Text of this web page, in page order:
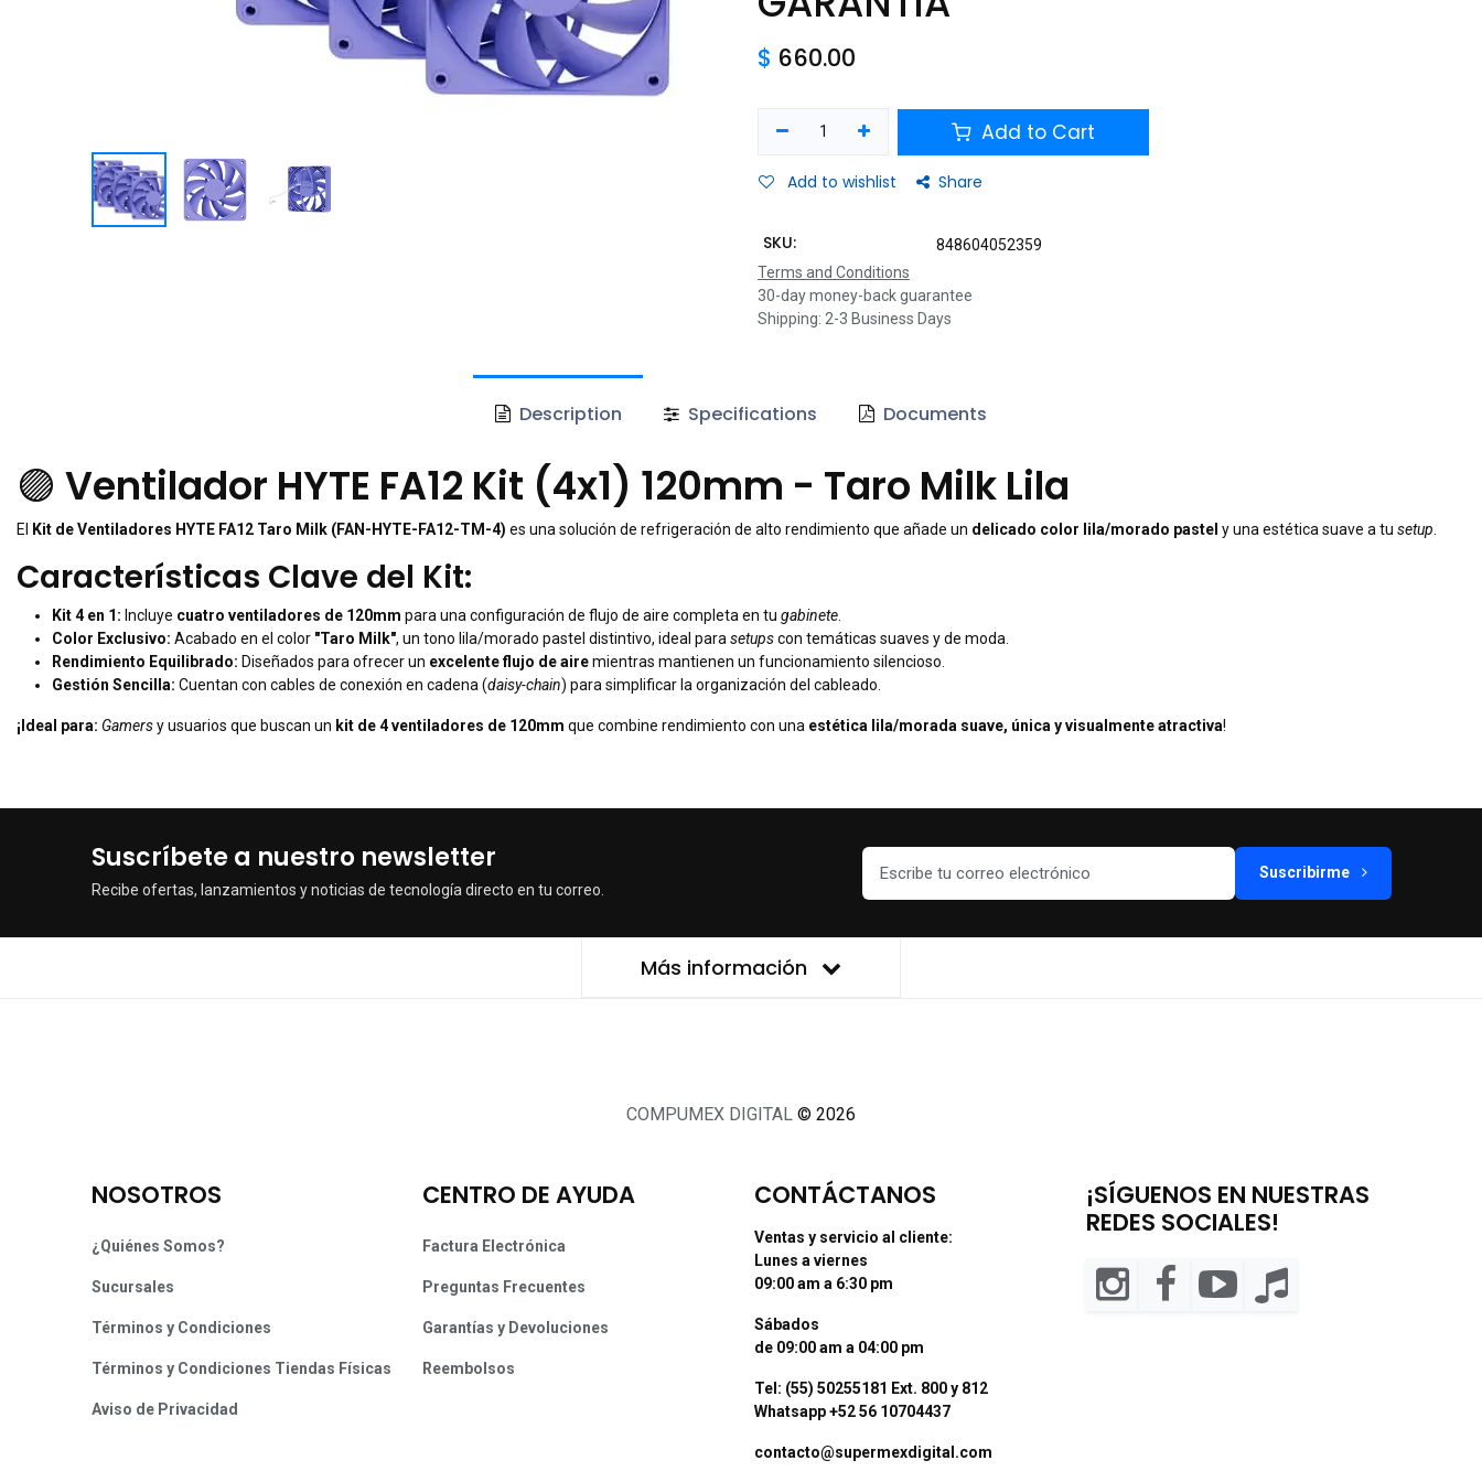
$ 660.00
Add to Cart
Add to wishlist Share
SKU:
848604052359
Terms and Conditions
30-day money-back guarantee
Shipping: 2-3 Business Days
Description Specifications Documents
🟣 Ventilador HYTE FA12 Kit (4x1) 120mm - Taro Milk Lila
El Kit de Ventiladores HYTE FA12 Taro Milk (FAN-HYTE-FA12-TM-4) es una solución de refrigeración de alto rendimiento que añade un delicado color lila/morado pastel y una estética suave a tu setup
Características Clave del Kit:
Kit 4 en 1: Incluye cuatro ventiladores de 120mm para una configuración de flujo de aire completa en tu gabinete
Color Exclusivo: Acabado en el color "Taro Milk", un tono lila/morado pastel distintivo, ideal para setupscon temáticas suaves y de moda.
Rendimiento Equilibrado: Diseñados para ofrecer un excelente flujo de airemientras mantienen un funcionamiento silencioso.
Gestión Sencilla: Cuentan con cables de conexión en cadena (daisy-chain) para simplificar la organización del cableado.
¡Ideal para: Gamersy usuarios que buscan un kit de 4 ventiladores de 120mm que combine rendimiento con una estética lila/morada suave, única y visualmente atractiva!
Suscríbete a nuestro newsletter
Recibe ofertas, lanzamientos y noticias de tecnología directo en tu correo.
Suscribirme
Más información
COMPUMEX DIGITAL © 2026
NOSOTROS
¿Quiénes Somos?
Sucursales
Términos y Condiciones
Términos y Condiciones Tiendas Físicas
Aviso de Privacidad
CENTRO DE AYUDA
Factura Electrónica
Preguntas Frecuentes
Garantías y Devoluciones
Reembolsos
CONTÁCTANOS
Ventas y servicio al cliente:
Lunes a viernes
09:00 am a 6:30 pm
Sábados
de 09:00 am a 04:00 pm
Tel: (55) 50255181 Ext. 800 y 812
Whatsapp +52 56 10704437
contacto@supermexdigital.com
¡SÍGUENOS EN NUESTRAS
REDES SOCIALES!